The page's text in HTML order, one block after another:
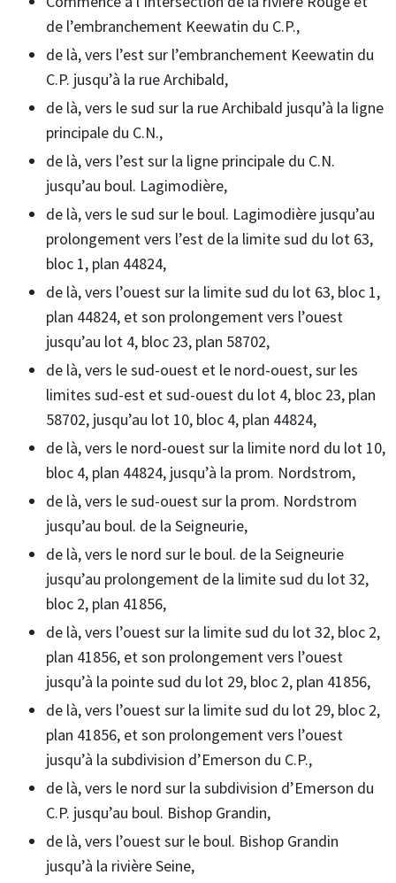
de l’embranchement Keewatin du C.P.,
de là, vers l’est sur l’embranchement Keewatin du
C.P. jusqu’à la rue Archibald,
de là, vers le sud sur la rue Archibald jusqu’à la ligne
principale du C.N.,
de là, vers l’est sur la ligne principale du C.N.
jusqu’au boul. Lagimodière,
de là, vers le sud sur le boul. Lagimodière jusqu’au
prolongement vers l’est de la limite sud du lot 63,
bloc 1, plan 44824,
de là, vers l’ouest sur la limite sud du lot 63, bloc 1,
plan 44824, et son prolongement vers l’ouest
jusqu’au lot 4, bloc 23, plan 58702,
de là, vers le sud-ouest et le nord-ouest, sur les
limites sud-est et sud-ouest du lot 4, bloc 23, plan
58702, jusqu’au lot 10, bloc 4, plan 44824,
de là, vers le nord-ouest sur la limite nord du lot 10,
bloc 4, plan 44824, jusqu’à la prom. Nordstrom,
de là, vers le sud-ouest sur la prom. Nordstrom
jusqu’au boul. de la Seigneurie,
de là, vers le nord sur le boul. de la Seigneurie
jusqu’au prolongement de la limite sud du lot 32,
bloc 2, plan 41856,
de là, vers l’ouest sur la limite sud du lot 32, bloc 2,
plan 41856, et son prolongement vers l’ouest
jusqu’à la pointe sud du lot 29, bloc 2, plan 41856,
de là, vers l’ouest sur la limite sud du lot 29, bloc 2,
plan 41856, et son prolongement vers l’ouest
jusqu’à la subdivision d’Emerson du C.P.,
de là, vers le nord sur la subdivision d’Emerson du
C.P. jusqu’au boul. Bishop Grandin,
de là, vers l’ouest sur le boul. Bishop Grandin
jusqu’à la rivière Seine,